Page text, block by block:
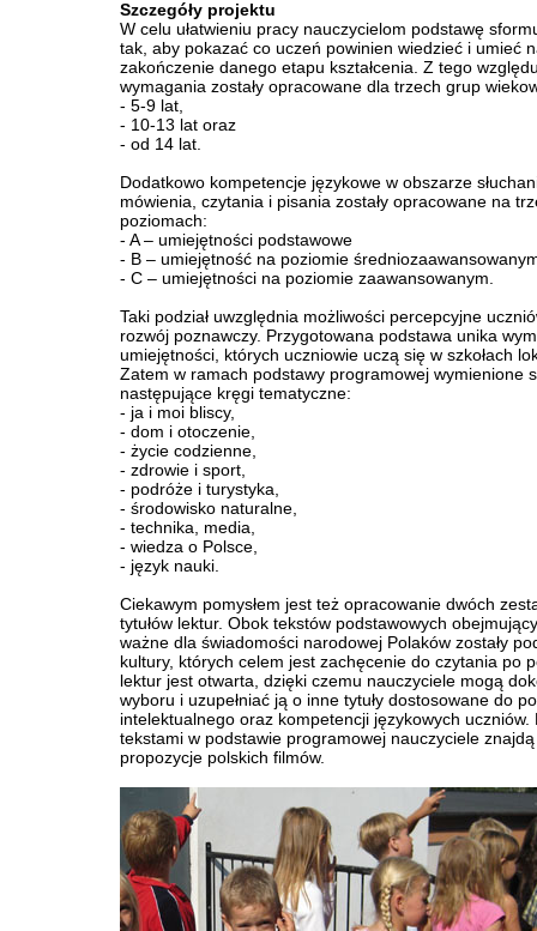
Szczegóły projektu
W celu ułatwieniu pracy nauczycielom podstawę
tak, aby pokazać co uczeń powinien wiedzieć i umieć
zakończenie danego etapu kształcenia. Z tego
wymagania zostały opracowane dla trzech grup
- 5-9 lat,
- 10-13 lat oraz
- od 14 lat.
Dodatkowo kompetencje językowe w obszarze
mówienia, czytania i pisania zostały opracowane na
poziomach:
- A – umiejętności podstawowe
- B – umiejętność na poziomie
- C – umiejętności na poziomie zaawansowanym.
Taki podział uwzględnia możliwości percepcyjne
rozwój poznawczy. Przygotowana podstawa unika
umiejętności, których uczniowie uczą się w szkołach
Zatem w ramach podstawy programowej wymienione
następujące kręgi tematyczne:
- ja i moi bliscy,
- dom i otoczenie,
- życie codzienne,
- zdrowie i sport,
- podróże i turystyka,
- środowisko naturalne,
- technika, media,
- wiedza o Polsce,
- język nauki.
Ciekawym pomysłem jest też opracowanie dwóch
tytułów lektur. Obok tekstów podstawowych
ważne dla świadomości narodowej Polaków zostały
kultury, których celem jest zachęcenie do czytania po
lektur jest otwarta, dzięki czemu nauczyciele mogą
wyboru i uzupełniać ją o inne tytuły dostosowane do
intelektualnego oraz kompetencji językowych uczniów.
tekstami w podstawie programowej nauczyciele
propozycje polskich filmów.